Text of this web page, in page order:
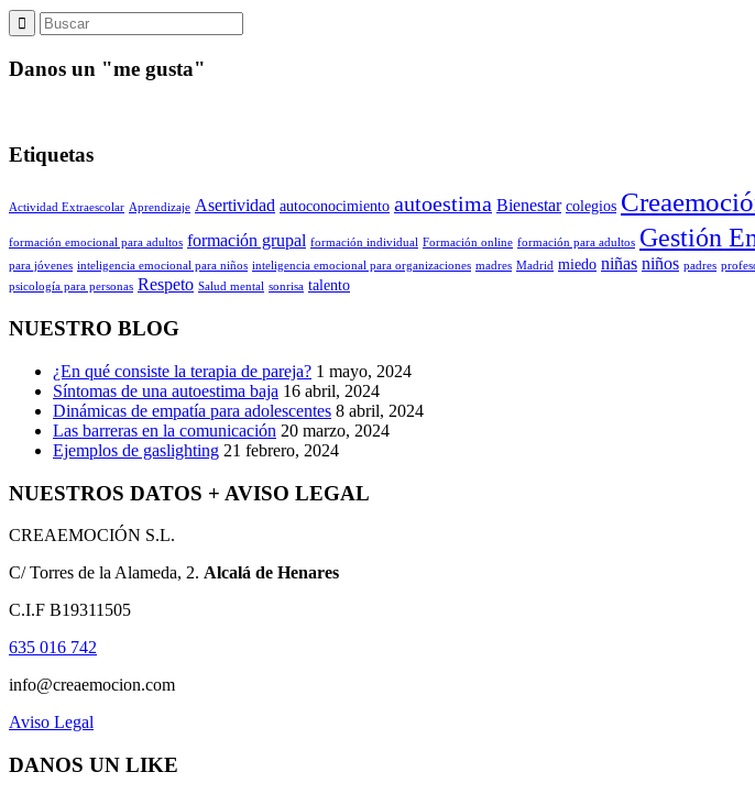
Danos un "me gusta"
Etiquetas
Actividad Extraescolar Aprendizaje Asertividad autoconocimiento autoestima Bienestar colegios
formación emocional para adultos formación grupal formación individual Formación online formación para adultos Gestión
para jóvenes inteligencia emocional para niños inteligencia emocional para organizaciones madres Madrid miedo niñas niños padres
psicología para personas Respeto Salud mental sonrisa talento
NUESTRO BLOG
¿En qué consiste la terapia de pareja? 1 mayo, 2024
Síntomas de una autoestima baja 16 abril, 2024
Dinámicas de empatía para adolescentes 8 abril, 2024
Las barreras en la comunicación 20 marzo, 2024
Ejemplos de gaslighting 21 febrero, 2024
NUESTROS DATOS + AVISO LEGAL
CREAEMOCIÓN S.L.
C/ Torres de la Alameda, 2. Alcalá de Henares
C.I.F B19311505
635 016 742
info@creaemocion.com
Aviso Legal
DANOS UN LIKE